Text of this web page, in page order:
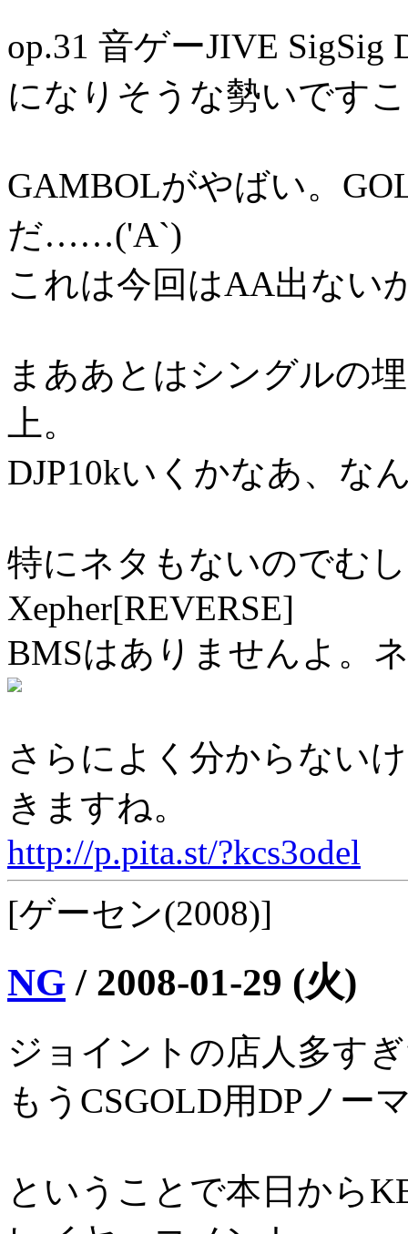
op.31 音ゲーJIVE SigSig
になりそうな勢いです
GAMBOLがやばい。
だ……('A`)
これは今回はAA出ない
まああとはシングルの
上。
DJP10kいくかなあ、な
特にネタもないのでむ
Xepher[REVERSE]
BMSはありませんよ。
さらによく分からない
きますね。
http://p.pita.st/?kcs3odel
[ゲーセン(2008)]
NG / 2008-01-29 (火)
ジョイントの店人多す
もうCSGOLD用DPノー
ということで本日から